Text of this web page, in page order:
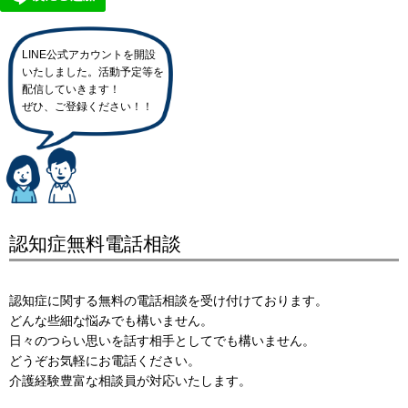
LINE公式アカウントを開設
いたしました。活動予定等を
配信していきます！
ぜひ、ご登録ください！！
認知症無料電話相談
認知症に関する無料の電話相談を受け付けております。
どんな些細な悩みでも構いません。
日々のつらい思いを話す相手としてでも構いません。
どうぞお気軽にお電話ください。
介護経験豊富な相談員が対応いたします。